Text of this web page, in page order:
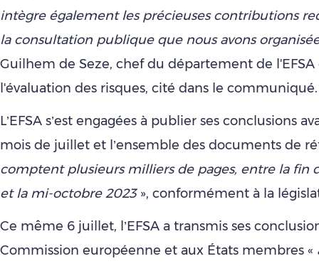
intègre également les précieuses contributions
la consultation publique que nous avons
Guilhem de Seze, chef du département de l'EFSA
l'évaluation des risques, cité dans le communiqué.
L’EFSA s’est engagées à publier ses conclusions
mois de juillet et l’ensemble des documents de
comptent plusieurs milliers de pages, entre la fin
et la mi-octobre 2023 », conformément à la
Ce même 6 juillet, l’EFSA a transmis ses
Commission européenne et aux États membres «